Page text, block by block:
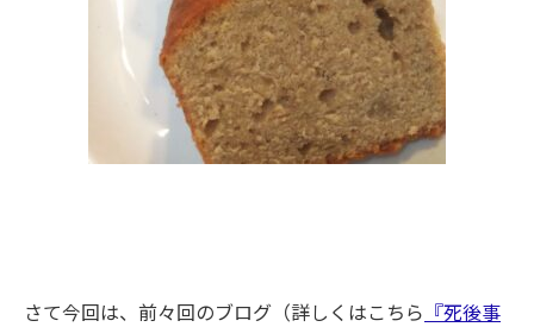
さて今回は、前々回のブログ（詳しくはこちら 『死後事